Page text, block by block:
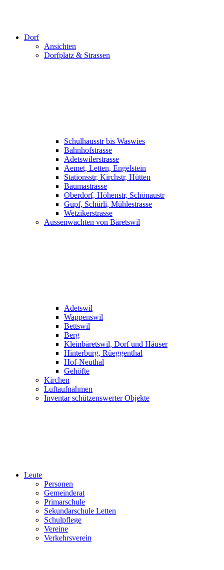
Dorf
Ansichten
Dorfplatz & Strassen
Schulhausstr bis Waswies
Bahnhofstrasse
Adetswilerstrasse
Aemet, Letten, Engelstein
Stationsstr, Kirchstr, Hütten
Baumastrasse
Oberdorf, Höhenstr, Schönaustr
Gupf, Schürli, Mühlestrasse
Wetzikerstrasse
Aussenwachten von Bäretswil
Adetswil
Wappenswil
Bettswil
Berg
Kleinbäretswil, Dorf und Häuser
Hinterburg, Rüeggenthal
Hof-Neuthal
Gehöfte
Kirchen
Luftaufnahmen
Inventar schützenswerter Objekte
Leute
Personen
Gemeinderat
Primarschule
Sekundarschule Letten
Schulpflege
Vereine
Verkehrsverein